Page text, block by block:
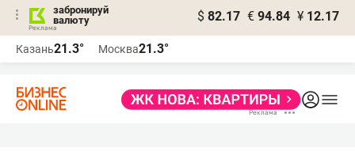
забронируй
валюту
$ 82.17 € 94.84 ¥ 12.17
Казань21.3° Москва21.3°